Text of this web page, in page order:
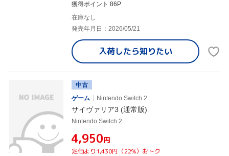
獲得ポイント 86P
在庫なし
発売年月日：2026/05/21
入荷したら知りたい
中古
ゲーム
Nintendo Switch 2
サイヴァリア3 (通常版)
Nintendo Switch 2
¥4,950円
定価より1,430円（22%）おトク